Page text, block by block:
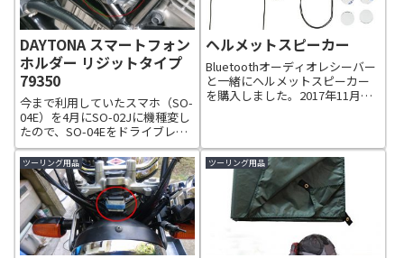
DAYTONA スマートフォン
ホルダー リジットタイプ
79350
今まで利用していたスマホ（SO-
04E）を4月にSO-02Jに機種変し
たので、SO-04Eをドライブレコ
ーダーに利用する為、このスマ
ホフォルダーを利用します。
ヘルメットスピーカー
Bluetoothオーディオレシーバー
と一緒にヘルメットスピーカー
を購入しました。2017年11月
調子悪くなり新しいレシーバー
を購入しました。DAYT...
ツーリング用品 ツーリング用品